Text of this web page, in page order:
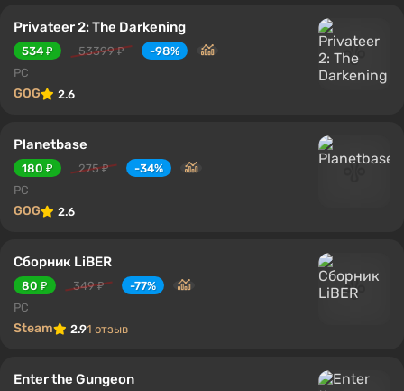
Privateer 2: The Darkening
534 ₽ 53399 ₽
-98%
PC
GOG 2.6
Planetbase
180 ₽ 275 ₽
-34%
PC
GOG 2.6
Сборник LiBER
80 ₽ 349 ₽
-77%
PC
Steam 2.91 отзыв
Enter the Gungeon